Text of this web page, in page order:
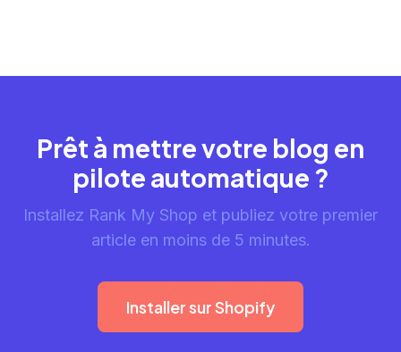
Prêt à mettre votre blog en
pilote automatique ?
Installez Rank My Shop et publiez votre premier
article en moins de 5 minutes.
Installer sur Shopify